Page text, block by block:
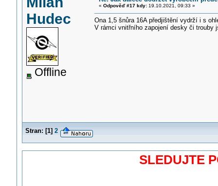
Hudec
Offline
« Odpověď #17 kdy:19.10.2021, 09:33 »
Ona 1,5 šnůra 16A předjištění vydrží i s
V rámci vnitřního zapojení desky či trouby
Stran: [1] 2
SLEDUJTE